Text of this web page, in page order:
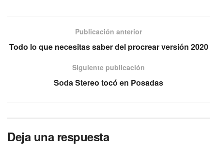
Publicación anterior
Todo lo que necesitas saber del procrear versión 2020
Siguiente publicación
Soda Stereo tocó en Posadas
Deja una respuesta